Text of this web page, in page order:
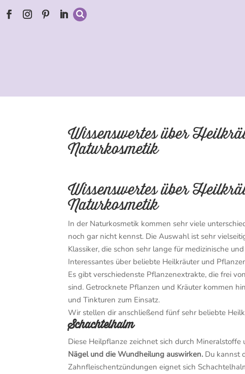
Wissenswertes über
Naturkosmetik
Wissenswertes über
Naturkosmetik
In der Naturkosmetik kommen sehr viele
noch gar nicht kennst. Die Auswahl ist sehr
Klassiker, die schon sehr lange für medizinische
Interessantes über beliebte Heilkräuter und
Es gibt verschiedenste Pflanzenextrakte, die frei
sind. Getrocknete Pflanzen und Kräuter kommen
und Tinkturen zum Einsatz.
Wir stellen dir anschließend fünf sehr beliebte
Schachtelhalm
Diese Heilpflanze zeichnet sich durch Mineralstoffe
Nägel und die Wundheilung auswirken. Du kannst
Zahnfleischentzündungen eignet sich